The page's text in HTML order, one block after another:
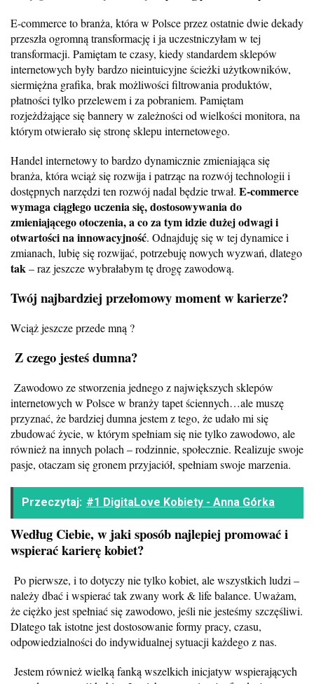
E-commerce to branża, która w Polsce przez ostatnie dwie dekady
przeszła ogromną transformację i ja uczestniczyłam w tej
transformacji. Pamiętam te czasy, kiedy standardem sklepów
internetowych były bardzo nieintuicyjne ścieżki użytkowników,
siermiężna grafika, brak możliwości filtrowania produktów,
płatności tylko przelewem i za pobraniem. Pamiętam
rozjeżdżające się bannery w zależności od wielkości monitora, na
którym otwierało się stronę sklepu internetowego.
Handel internetowy to bardzo dynamicznie zmieniająca się
branża, która wciąż się rozwija i patrząc na rozwój technologii i
dostępnych narzędzi ten rozwój nadal będzie trwał. E-commerce
wymaga ciągłego uczenia się, dostosowywania do
zmieniającego otoczenia, a co za tym idzie dużej odwagi i
otwartości na innowacyjność. Odnajduję się w tej dynamice i
zmianach, lubię się rozwijać, potrzebuję nowych wyzwań, dlatego
tak– raz jeszcze wybrałabym tę drogę zawodową.
Twój najbardziej przełomowy moment w karierze?
Wciąż jeszcze przede mną ?
Z czego jesteś dumna?
Zawodowo ze stworzenia jednego z największych sklepów
internetowych w Polsce w branży tapet ściennych…ale muszę
przyznać, że bardziej dumna jestem z tego, że udało mi się
zbudować życie, w którym spełniam się nie tylko zawodowo, ale
również na innych polach – rodzinnie, społecznie. Realizuje swoje
pasje, otaczam się gronem przyjaciół, spełniam swoje marzenia.
Przeczytaj: #1 DigitaLove Kobiety - Anna Górka
Według Ciebie, w jaki sposób najlepiej promować i
wspierać karierę kobiet?
Po pierwsze, i to dotyczy nie tylko kobiet, ale wszystkich ludzi –
należy dbać i wspierać tak zwany work & life balance. Uważam,
że ciężko jest spełniać się zawodowo, jeśli nie jesteśmy szczęśliwi.
Dlatego tak istotne jest dostosowanie formy pracy, czasu,
odpowiedzialności do indywidualnej sytuacji każdego z nas.
Jestem również wielką fanką wszelkich inicjatyw wspierających